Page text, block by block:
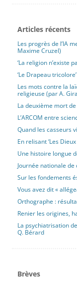
[lire plus]
La deuxième
Publié le 28 juin
Diaporama
Revue
dont Martine
Il s’agit bien plutôt
pardonne pas à «
poursuivie
que devrait être
mais, à la sortie du
accents abjects de
mais »… défendre
un peu « raciste »,
À la différence de la
de l’apaiser, son
temps
Articles récents
Les progrès de l’IA
Maxime Cruzel)
‘La religion n’existe
‘Le Drapeau
Les mots contre la
religieuse (par A.
La deuxième mort de
L’ARCOM entre
Quand les casseurs
En relisant ‘Les
Une histoire longue
Journée nationale
Sur les fondements
Vous avez dit «
Orthographe :
Renier les origines,
La psychiatrisation
Q. Bérard
Brèves